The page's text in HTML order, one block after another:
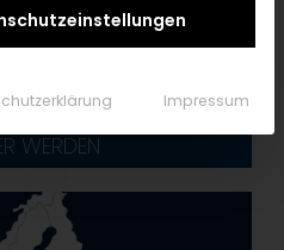
WERDEN
Impressum